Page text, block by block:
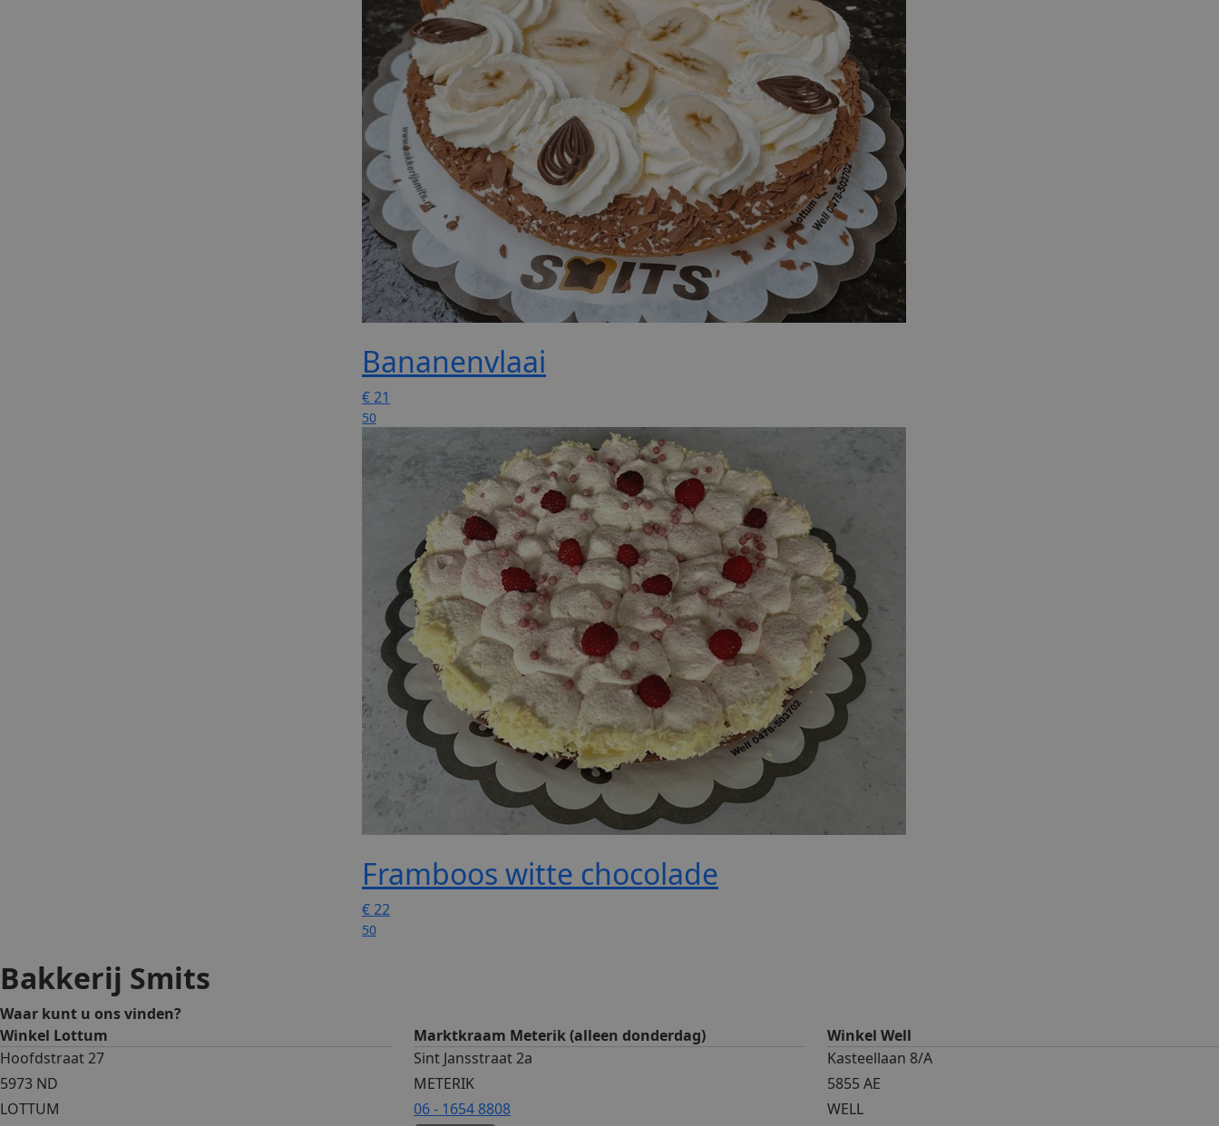
Bananenvlaai
€21
50
Framboos witte chocolade
€22
50
Bakkerij Smits
Waar kunt u ons vinden?
Winkel Lottum
Hoofdstraat 27
5973 ND
LOTTUM
Marktkraam Meterik (alleen donderdag)
Sint Jansstraat 2a
METERIK
06 - 1654 8808
Winkel Well
Kasteellaan 8/A
5855 AE
WELL